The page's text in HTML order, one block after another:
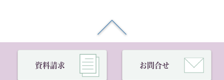
資料請求 お問合せ